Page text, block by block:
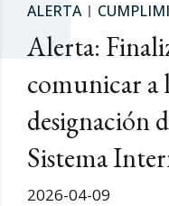
ALERTA
Alerta:
comunicar a
designación
Sistema
2026-04-09